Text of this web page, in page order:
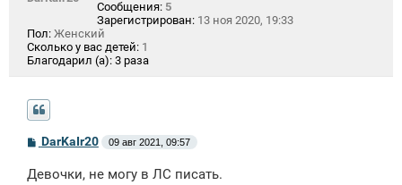
Сообщения: 5
Зарегистрирован: 13 ноя 2020, 19:33
Пол: Женский
Сколько у вас детей: 1
Благодарил (а): 3 раза
С
б
DarKaIr20 09 авг 2021, 09:57
Девочки, не могу в ЛС писать.